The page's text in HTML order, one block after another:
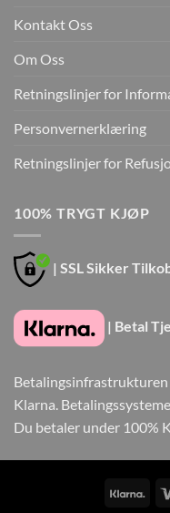
Kontakt Oss
Om Oss
Retningslinjer for
Personvernerklæring
Retningslinjer for
100% TRYGT KJØP
| SSL Sikker
| Betal
Klarna.
Du betaler under 100%